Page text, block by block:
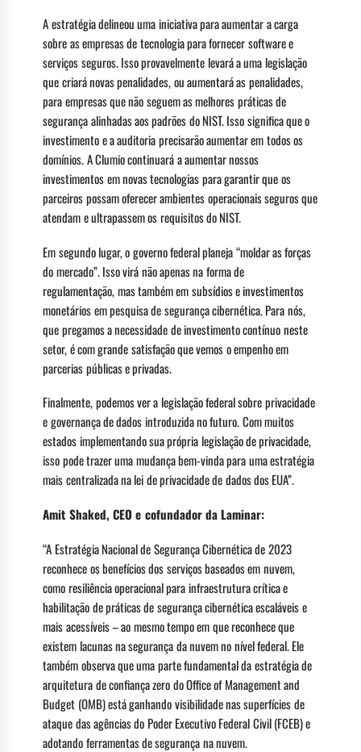
A estratégia delineou uma iniciativa para aumentar a carga
sobre as empresas de tecnologia para fornecer software e
serviços seguros. Isso provavelmente levará a uma legislação
que criará novas penalidades, ou aumentará as penalidades,
para empresas que não seguem as melhores práticas de
segurança alinhadas aos padrões do NIST. Isso significa que o
investimento e a auditoria precisarão aumentar em todos os
domínios. A Clumio continuará a aumentar nossos
investimentos em novas tecnologias para garantir que os
parceiros possam oferecer ambientes operacionais seguros que
atendam e ultrapassem os requisitos do NIST.
Em segundo lugar, o governo federal planeja “moldar as forças
do mercado”. Isso virá não apenas na forma de
regulamentação, mas também em subsídios e investimentos
monetários em pesquisa de segurança cibernética. Para nós,
que pregamos a necessidade de investimento contínuo neste
setor, é com grande satisfação que vemos o empenho em
parcerias públicas e privadas.
Finalmente, podemos ver a legislação federal sobre privacidade
e governança de dados introduzida no futuro. Com muitos
estados implementando sua própria legislação de privacidade,
isso pode trazer uma mudança bem-vinda para uma estratégia
mais centralizada na lei de privacidade de dados dos EUA”.
Amit Shaked, CEO e cofundador da Laminar:
“A Estratégia Nacional de Segurança Cibernética de 2023
reconhece os benefícios dos serviços baseados em nuvem,
como resiliência operacional para infraestrutura crítica e
habilitação de práticas de segurança cibernética escaláveis ​​e
mais acessíveis – ao mesmo tempo em que reconhece que
existem lacunas na segurança da nuvem no nível federal. Ele
também observa que uma parte fundamental da estratégia de
arquitetura de confiança zero do Office of Management and
Budget (OMB) está ganhando visibilidade nas superfícies de
ataque das agências do Poder Executivo Federal Civil (FCEB) e
adotando ferramentas de segurança na nuvem.